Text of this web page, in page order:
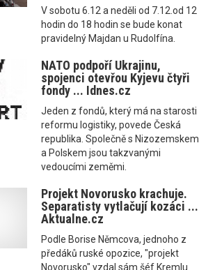
V sobotu 6.12 a neděli od 7.12.od 12
hodin do 18 hodin se bude konat
pravidelný Majdan u Rudolfína.
NATO podpoří Ukrajinu,
spojenci otevřou Kyjevu čtyři
fondy ... Idnes.cz
Jeden z fondů, který má na starosti
reformu logistiky, povede Česká
republika. Společně s Nizozemskem
a Polskem jsou takzvanými
vedoucími zeměmi.
Projekt Novorusko krachuje.
Separatisty vytlačují kozáci ...
Aktualne.cz
Podle Borise Němcova, jednoho z
předáků ruské opozice, "projekt
Novorusko" vzdal sám šéf Kremlu